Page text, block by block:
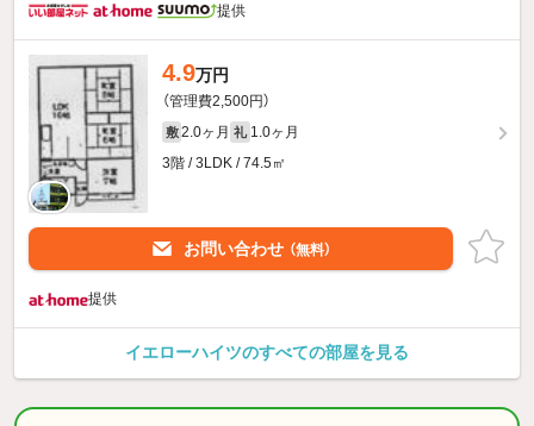
提供
4.9万円
（管理費2,500円）
敷 2.0ヶ月 礼 1.0ヶ月
3階 / 3LDK / 74.5㎡
お問い合わせ （無料）
提供
イエローハイツのすべての部屋を見る